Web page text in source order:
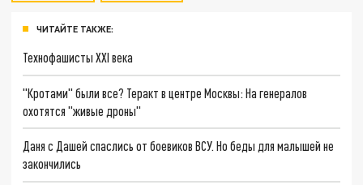
ЧИТАЙТЕ ТАКЖЕ:
Технофашисты XXI века
"Кротами" были все? Теракт в центре Москвы: На генералов
охотятся "живые дроны"
Даня с Дашей спаслись от боевиков ВСУ. Но беды для малышей не
закончились